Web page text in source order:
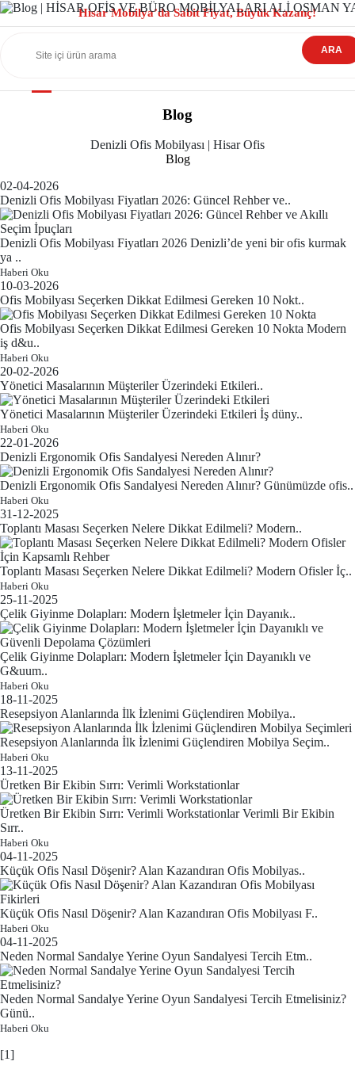
Hisar Mobilya’da Sabit Fiyat, Büyük Kazanç!
ARA
Blog
Denizli Ofis Mobilyası | Hisar Ofis
Blog
02-04-2026
Denizli Ofis Mobilyası Fiyatları 2026: Güncel Rehber ve..
Denizli Ofis Mobilyası Fiyatları 2026 Denizli’de yeni bir ofis kurmak
ya ..
Haberi Oku
10-03-2026
Ofis Mobilyası Seçerken Dikkat Edilmesi Gereken 10 Nokt..
Ofis Mobilyası Seçerken Dikkat Edilmesi Gereken 10 Nokta Modern
iş d&u..
Haberi Oku
20-02-2026
Yönetici Masalarının Müşteriler Üzerindeki Etkileri..
Yönetici Masalarının Müşteriler Üzerindeki Etkileri İş düny..
Haberi Oku
22-01-2026
Denizli Ergonomik Ofis Sandalyesi Nereden Alınır?
Denizli Ergonomik Ofis Sandalyesi Nereden Alınır? Günümüzde ofis..
Haberi Oku
31-12-2025
Toplantı Masası Seçerken Nelere Dikkat Edilmeli? Modern..
Toplantı Masası Seçerken Nelere Dikkat Edilmeli? Modern Ofisler İç..
Haberi Oku
25-11-2025
Çelik Giyinme Dolapları: Modern İşletmeler İçin Dayanık..
Çelik Giyinme Dolapları: Modern İşletmeler İçin Dayanıklı ve
G&uum..
Haberi Oku
18-11-2025
Resepsiyon Alanlarında İlk İzlenimi Güçlendiren Mobilya..
Resepsiyon Alanlarında İlk İzlenimi Güçlendiren Mobilya Seçim..
Haberi Oku
13-11-2025
Üretken Bir Ekibin Sırrı: Verimli Workstationlar
Üretken Bir Ekibin Sırrı: Verimli Workstationlar Verimli Bir Ekibin
Sırr..
Haberi Oku
04-11-2025
Küçük Ofis Nasıl Döşenir? Alan Kazandıran Ofis Mobilyas..
Küçük Ofis Nasıl Döşenir? Alan Kazandıran Ofis Mobilyası F..
Haberi Oku
04-11-2025
Neden Normal Sandalye Yerine Oyun Sandalyesi Tercih Etm..
Neden Normal Sandalye Yerine Oyun Sandalyesi Tercih Etmelisiniz?
Günü..
Haberi Oku
[1]